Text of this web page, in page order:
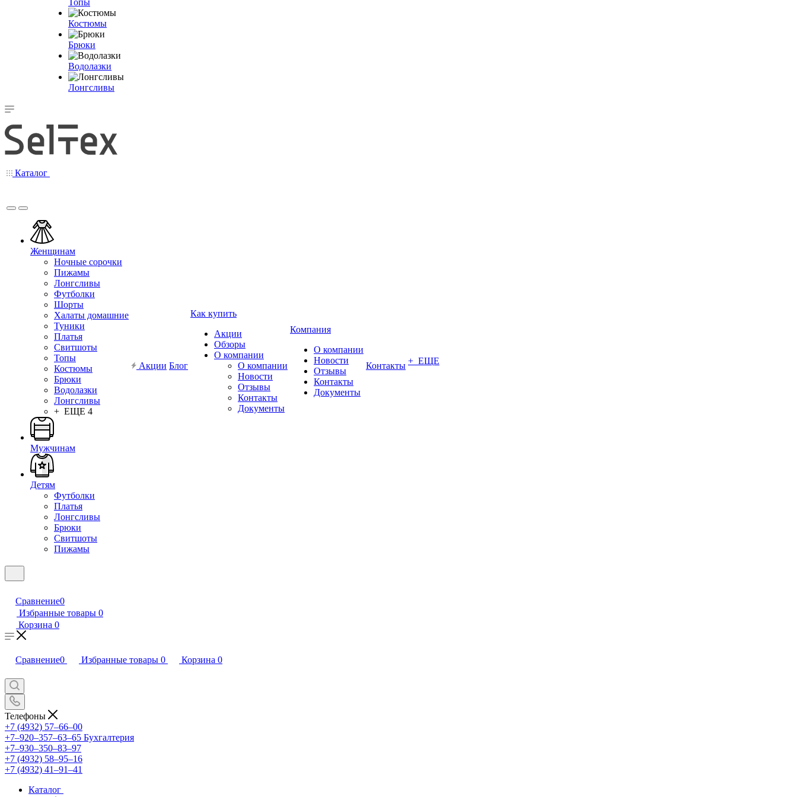
Топы
Костюмы
Брюки
Водолазки
Лонгсливы
Каталог
Женщинам
Ночные сорочки
Пижамы
Лонгсливы
Футболки
Шорты
Халаты домашние
Туники
Платья
Свитшоты
Топы
Костюмы
Брюки
Водолазки
Лонгсливы
+ ЕЩЕ 4
Мужчинам
Детям
Футболки
Платья
Лонгсливы
Брюки
Свитшоты
Пижамы
Акции Блог
Как купить
Акции
Обзоры
О компании
О компании
Новости
Отзывы
Контакты
Документы
Компания
О компании
Новости
Отзывы
Контакты
Документы
Контакты + ЕЩЕ
Сравнение0
Избранные товары 0
Корзина 0
Сравнение0 Избранные товары 0 Корзина 0
Телефоны
+7 (4932) 57‒66‒00
+7‒920‒357‒63‒65 Бухгалтерия
+7‒930‒350‒83‒97
+7 (4932) 58‒95‒16
+7 (4932) 41‒91‒41
Каталог